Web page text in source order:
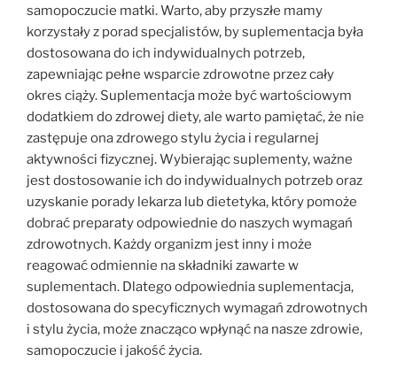
samopoczucie matki. Warto, aby przyszłe mamy
korzystały z porad specjalistów, by suplementacja była
dostosowana do ich indywidualnych potrzeb,
zapewniając pełne wsparcie zdrowotne przez cały
okres ciąży. Suplementacja może być wartościowym
dodatkiem do zdrowej diety, ale warto pamiętać, że nie
zastępuje ona zdrowego stylu życia i regularnej
aktywności fizycznej. Wybierając suplementy, ważne
jest dostosowanie ich do indywidualnych potrzeb oraz
uzyskanie porady lekarza lub dietetyka, który pomoże
dobrać preparaty odpowiednie do naszych wymagań
zdrowotnych. Każdy organizm jest inny i może
reagować odmiennie na składniki zawarte w
suplementach. Dlatego odpowiednia suplementacja,
dostosowana do specyficznych wymagań zdrowotnych
i stylu życia, może znacząco wpłynąć na nasze zdrowie,
samopoczucie i jakość życia.